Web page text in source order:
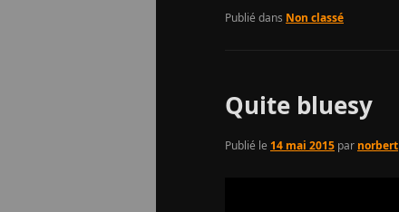
Publié dans Non classé
Quite bluesy
Publié le 14 mai 2015 par norbert